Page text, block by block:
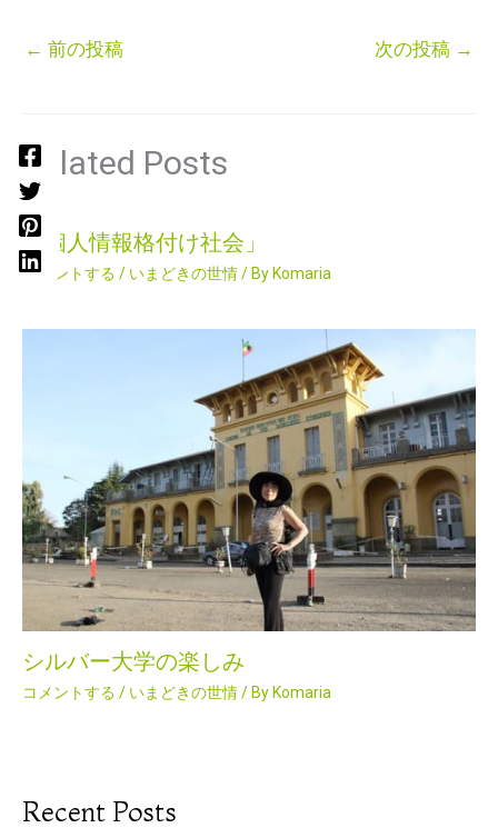
← 前の投稿 次の投稿 →
Related Posts
「個人情報格付け社会」
コメントする / いまどきの世情/ By Komaria
シルバー大学の楽しみ
コメントする / いまどきの世情/ By Komaria
Recent Posts